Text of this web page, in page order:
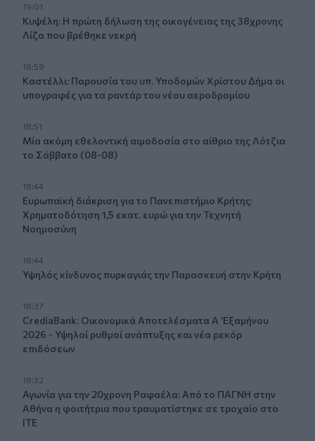
19:01
Κυψέλη: Η πρώτη δήλωση της οικογένειας της 38χρονης
Λίζα που βρέθηκε νεκρή
18:59
Καστέλλι: Παρουσία του υπ. Υποδομών Χρίστου Δήμα οι
υπογραφές για τα ραντάρ του νέου αεροδρομίου
18:51
Μία ακόμη εθελοντική αιμοδοσία στο αίθριο της Λότζια
το Σάββατο (08-08)
18:44
Ευρωπαϊκή διάκριση για το Πανεπιστήμιο Κρήτης:
Χρηματοδότηση 1,5 εκατ. ευρώ για την Τεχνητή
Νοημοσύνη
18:44
Υψηλός κίνδυνος πυρκαγιάς την Παρασκευή στην Κρήτη
18:37
CrediaBank: Οικονομικά Αποτελέσματα A ’Εξαμήνου
2026 - Υψηλοί ρυθμοί ανάπτυξης και νέα ρεκόρ
επιδόσεων
18:32
Αγωνία για την 20χρονη Ραφαέλα: Από το ΠΑΓΝΗ στην
Αθήνα η φοιτήτρια που τραυματίστηκε σε τροχαίο στο
ΙΤΕ